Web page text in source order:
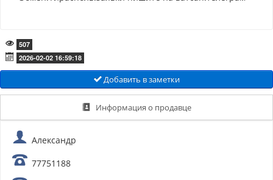
507
2026-02-02 16:59:18
Добавить в заметки
Информация о продавце
Александр
77751188